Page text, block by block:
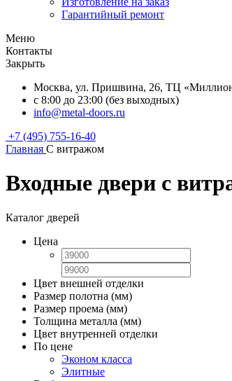
Гарантийный ремонт
Меню
Контакты
Закрыть
Москва, ул. Пришвина, 26, ТЦ
с 8:00 до 23:00 (без выходных)
info@metal-doors.ru
+7 (495) 755-16-40
Главная С витражом
Входные двери с
Каталог дверей
Цена
Цвет внешней отделки
Размер полотна (мм)
Размер проема (мм)
Толщина металла (мм)
Цвет внутренней отделки
По цене
Эконом класса
Элитные